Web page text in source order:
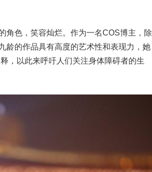
角色，笑容灿烂。作为一名COS博主，除
龄的作品具有高度的艺术性和表现力，她
，以此来呼吁人们关注身体障碍者的生